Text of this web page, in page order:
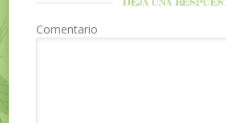
Comentario